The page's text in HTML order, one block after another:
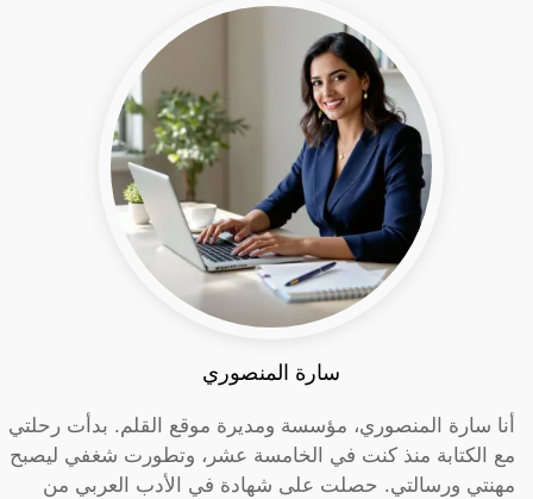
سارة المنصوري
أنا سارة المنصوري، مؤسسة ومديرة موقع القلم. بدأت رحلتي
مع الكتابة منذ كنت في الخامسة عشر، وتطورت شغفي ليصبح
مهنتي ورسالتي. حصلت على شهادة في الأدب العربي من